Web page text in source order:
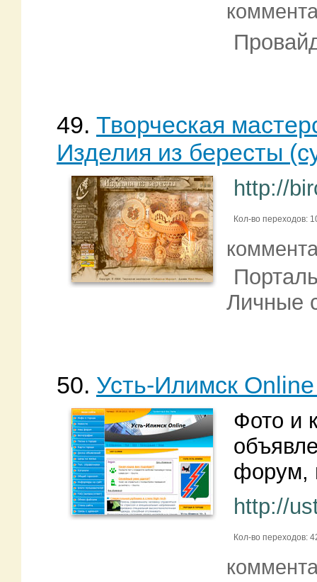
49. Творческая
Изделия из бересты
http://
Кол-во переходов:
Личные
50. Усть-Илимск
Фото и
форум,
http://
Кол-во переходов: